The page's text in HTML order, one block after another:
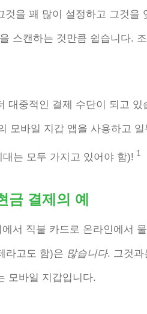
것을 꽤 많이 설정하고 그것을
스캔하는 것만큼 쉽습니다.
대중적인 결제 수단이 되고
모바일 지갑 앱을 사용하고
는 모두 가지고 있어야 함)! 1
금 결제의 예
서 직불 카드로 온라인에서
라고도 함)은 많습니다. 그것과
모바일 지갑입니다.